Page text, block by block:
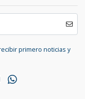
primero noticias y